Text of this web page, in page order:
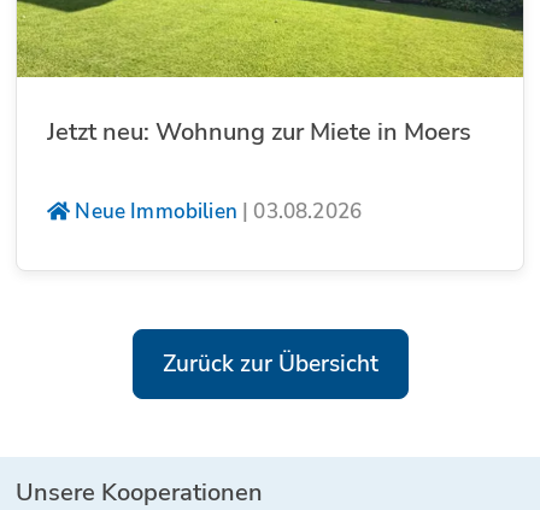
Jetzt neu: Wohnung zur Miete in Moers
Neue Immobilien | 03.08.2026
Zurück zur Übersicht
Unsere Kooperationen